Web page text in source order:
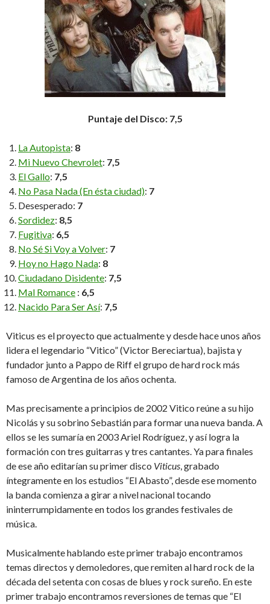
Puntaje del Disco: 7,5
La Autopista: 8
Mi Nuevo Chevrolet: 7,5
El Gallo: 7,5
No Pasa Nada (En ésta ciudad): 7
Desesperado: 7
Sordidez: 8,5
Fugitiva: 6,5
No Sé Si Voy a Volver: 7
Hoy no Hago Nada: 8
Ciudadano Disidente: 7,5
Mal Romance : 6,5
Nacido Para Ser Así: 7,5
Viticus es el proyecto que actualmente y desde hace unos años
lidera el legendario “Vitico” (Victor Bereciartua), bajista y
fundador junto a Pappo de Riff el grupo de hard rock más
famoso de Argentina de los años ochenta.
Mas precisamente a principios de 2002 Vitico reúne a su hijo
Nicolás y su sobrino Sebastián para formar una nueva banda. A
ellos se les sumaría en 2003 Ariel Rodríguez, y así logra la
formación con tres guitarras y tres cantantes. Ya para finales
de ese año editarían su primer disco Viticus, grabado
íntegramente en los estudios “El Abasto”, desde ese momento
la banda comienza a girar a nivel nacional tocando
ininterrumpidamente en todos los grandes festivales de
música.
Musicalmente hablando este primer trabajo encontramos
temas directos y demoledores, que remiten al hard rock de la
década del setenta con cosas de blues y rock sureño. En este
primer trabajo encontramos reversiones de temas que “El